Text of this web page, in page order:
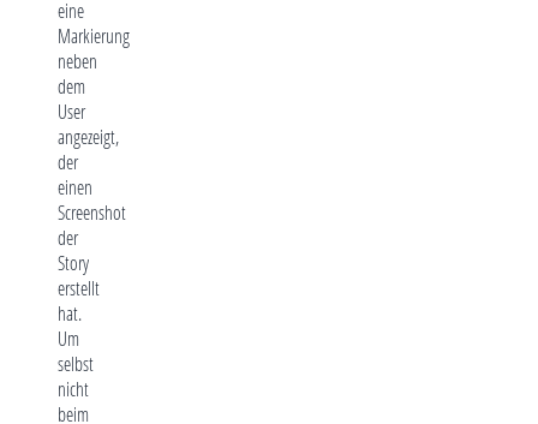
eine
Markierung
neben
dem
User
angezeigt,
der
einen
Screenshot
der
Story
erstellt
hat.
Um
selbst
nicht
beim